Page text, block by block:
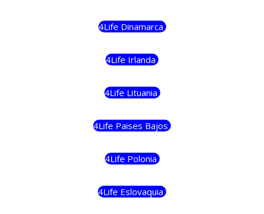
4Life Dinamarca
4Life Irlanda
4Life Lituania
4Life Paises Bajos
4Life Polonia
4Life Eslovaquia